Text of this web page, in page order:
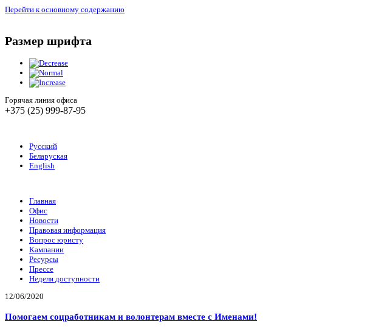
Перейти к основному содержанию
Размер шрифта
Горячая линия офиса
+375 (25) 999-87-95
Русский
Беларуская
English
Главная
Офис
Новости
Правовая информация
Вопрос юристу
Кампании
Ресурсы
Прессе
Неделя доступности
12/06/2020
Помогаем соцработникам и волонтерам вместе с Именами!